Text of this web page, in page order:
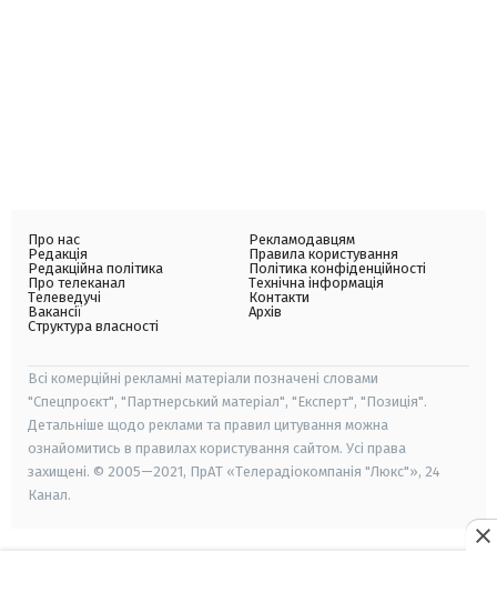
Про нас
Редакція
Редакційна політика
Про телеканал
Телеведучі
Вакансії
Структура власності
Рекламодавцям
Правила користування
Політика конфіденційності
Технічна інформація
Контакти
Архів
Всі комерційні рекламні матеріали позначені словами
"Спецпроєкт", "Партнерський матеріал", "Експерт", "Позиція".
Детальніше щодо реклами та правил цитування можна
ознайомитись в правилах користування сайтом. Усі права
захищені. © 2005—2021, ПрАТ «Телерадіокомпанія "Люкс"», 24
Канал.